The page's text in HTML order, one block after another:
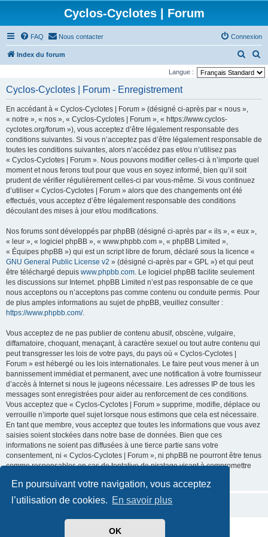
En poursuivant votre navigation, vous acceptez
l’utilisation de cookies. En savoir plus
OK
Cyclos-Cyclotes | Forum
FAQ Nous contacter Connexion
Index du forum
e
e
e
c
r
Langue :
Cyclos-Cyclotes | Forum - Enregistrement
En accédant à « Cyclos-Cyclotes | Forum » (désigné ci-après par « nous »,
« notre », « nos », « Cyclos-Cyclotes | Forum », « https://www.cyclos-
cyclotes.org/forum »), vous acceptez d’être légalement responsable des
conditions suivantes. Si vous n’acceptez pas d’être légalement responsable de
toutes les conditions suivantes, alors n’accédez pas et/ou n’utilisez pas
« Cyclos-Cyclotes | Forum ». Nous pouvons modifier celles-ci à n’importe quel
moment et nous ferons tout pour que vous en soyez informé, bien qu’il soit
prudent de vérifier régulièrement celles-ci par vous-même. Si vous continuez
d’utiliser « Cyclos-Cyclotes | Forum » alors que des changements ont été
effectués, vous acceptez d’être légalement responsable des conditions
découlant des mises à jour et/ou modifications.
Nos forums sont développés par phpBB (désigné ci-après par « ils », « eux »,
« leur », « logiciel phpBB », « www.phpbb.com », « phpBB Limited »,
« Équipes phpBB ») qui est un script libre de forum, déclaré sous la licence «
GNU General Public License v2 » (désigné ci-après par « GPL ») et qui peut
être téléchargé depuis www.phpbb.com. Le logiciel phpBB facilite seulement
les discussions sur Internet. phpBB Limited n’est pas responsable de ce que
nous acceptons ou n’acceptons pas comme contenu ou conduite permis. Pour
de plus amples informations au sujet de phpBB, veuillez consulter :
https://www.phpbb.com/.
Vous acceptez de ne pas publier de contenu abusif, obscène, vulgaire,
diffamatoire, choquant, menaçant, à caractère sexuel ou tout autre contenu qui
peut transgresser les lois de votre pays, du pays où « Cyclos-Cyclotes |
Forum » est hébergé ou les lois internationales. Le faire peut vous mener à un
bannissement immédiat et permanent, avec une notification à votre fournisseur
d’accès à Internet si nous le jugeons nécessaire. Les adresses IP de tous les
messages sont enregistrées pour aider au renforcement de ces conditions.
Vous acceptez que « Cyclos-Cyclotes | Forum » supprime, modifie, déplace ou
verrouille n’importe quel sujet lorsque nous estimons que cela est nécessaire.
En tant que membre, vous acceptez que toutes les informations que vous avez
saisies soient stockées dans notre base de données. Bien que ces
informations ne soient pas diffusées à une tierce partie sans votre
consentement, ni « Cyclos-Cyclotes | Forum », ni phpBB ne pourront être tenus
comme responsables en cas de tentative de piratage visant à compromettre
phpBB ® Forum Software © phpBB Limited